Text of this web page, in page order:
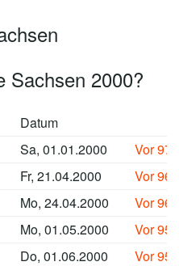
Sachsen 2000?
Datum
Sa, 01.01.2000
Vor
Fr, 21.04.2000
Vor
Mo, 24.04.2000
Vor
Mo, 01.05.2000
Vor
Do, 01.06.2000
Vor